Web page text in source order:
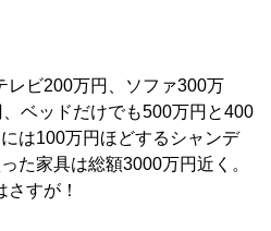
ビ200万円、ソファ300万
ベッドだけでも500万円と400
は100万円ほどするシャンデ
た家具は総額3000万円近く。
すが！